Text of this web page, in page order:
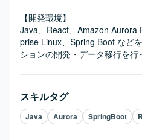
【開発環境】
Java、React、Amazon Aurora
prise Linux、Spring Boot など
ションの開発・データ移行を行
スキルタグ
Java Aurora SpringBoot